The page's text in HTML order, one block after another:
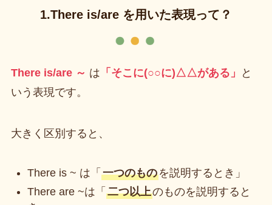
1.There is/are を用いた表現って？
There is/are ～ は 「そこに(○○に)△△がある」
と
いう表現です。
大きく区別すると、
There is ~ は「 一つのものを説明するとき」
There are ~は「 二つ以上のものを説明すると